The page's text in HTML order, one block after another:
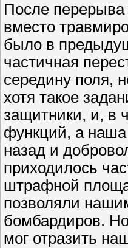
После перерыва
вместо
было в
частичная
середину поля,
хотя такое
защитники, и, в
функций, а наша
назад и
приходилось
штрафной
позволяли
бомбардиров.
мог отразить